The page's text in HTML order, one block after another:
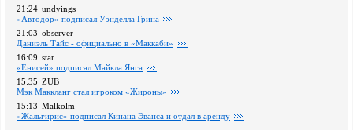
21:24 undyings
«Автодор» подписал Уэнделла Грина
21:03 observer
Даниэль Тайс - официально в «Маккаби»
16:09 star
«Енисей» подписал Майкла Янга
15:35 ZUB
Мэк Маккланг стал игроком «Жироны»
15:13 Malkolm
«Жальгирис» подписал Кинана Эванса и отдал в аренду